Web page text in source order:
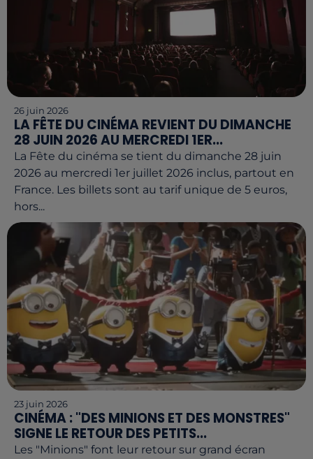
26 juin 2026
LA FÊTE DU CINÉMA REVIENT DU DIMANCHE
28 JUIN 2026 AU MERCREDI 1ER...
La Fête du cinéma se tient du dimanche 28 juin
2026 au mercredi 1er juillet 2026 inclus, partout en
France. Les billets sont au tarif unique de 5 euros,
hors...
23 juin 2026
CINÉMA : "DES MINIONS ET DES MONSTRES"
SIGNE LE RETOUR DES PETITS...
Les "Minions" font leur retour sur grand écran